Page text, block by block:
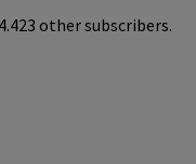
other subscribers.